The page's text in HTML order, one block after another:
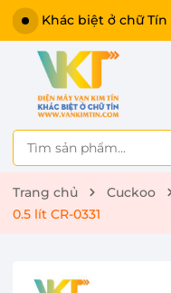
Khác biệt ở chữ Tín
Trang chủ Cuckoo
0.5 lít CR-0331